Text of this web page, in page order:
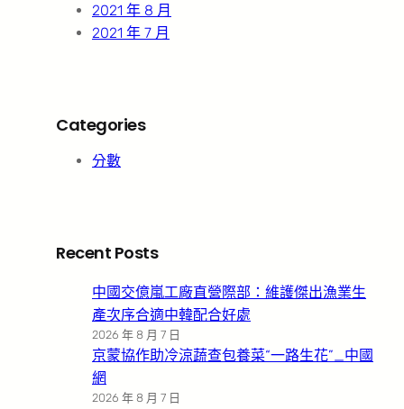
2021 年 8 月
2021 年 7 月
Categories
分數
Recent Posts
中國交億嵐工廠直營際部：維護傑出漁業生
產次序合適中韓配合好處
2026 年 8 月 7 日
京蒙協作助冷涼蔬查包養菜“一路生花”_中國
網
2026 年 8 月 7 日